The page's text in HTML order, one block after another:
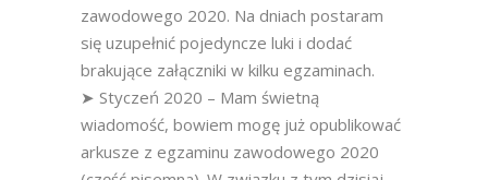
zawodowego 2020. Na dniach postaram
się uzupełnić pojedyncze luki i dodać
brakujące załączniki w kilku egzaminach.
➤ Styczeń 2020 – Mam świetną
wiadomość, bowiem mogę już opublikować
arkusze z egzaminu zawodowego 2020